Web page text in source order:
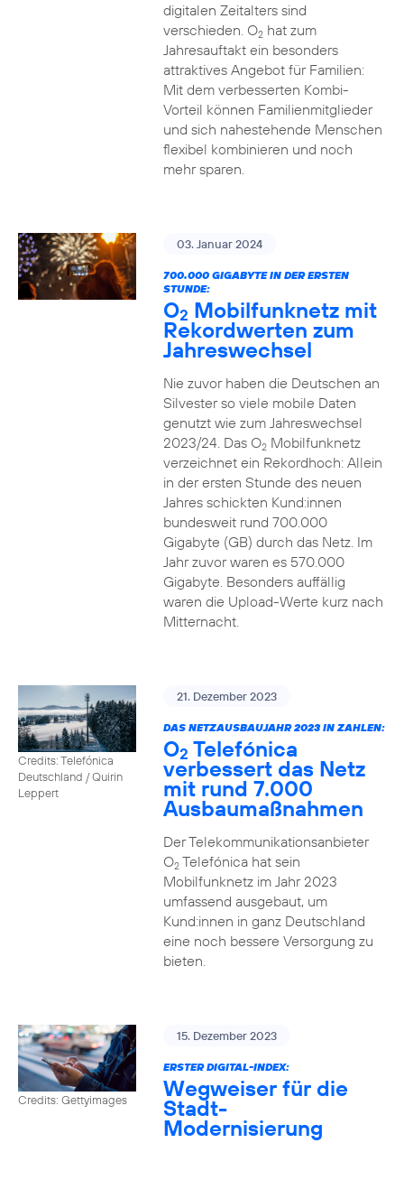
digitalen Zeitalters sind
verschieden. O2hat zum
Jahresauftakt ein besonders
attraktives Angebot für Familien:
Mit dem verbesserten Kombi-
Vorteil können Familienmitglieder
und sich nahestehende Menschen
flexibel kombinieren und noch
mehr sparen.
03. Januar 2024
700.000 GIGABYTE IN DER ERSTEN
STUNDE:
O2 Mobilfunknetz mit
Rekordwerten zum
Jahreswechsel
Nie zuvor haben die Deutschen an
Silvester so viele mobile Daten
genutzt wie zum Jahreswechsel
2023/24. Das O2Mobilfunknetz
verzeichnet ein Rekordhoch: Allein
in der ersten Stunde des neuen
Jahres schickten Kund:innen
bundesweit rund 700.000
Gigabyte (GB) durch das Netz. Im
Jahr zuvor waren es 570.000
Gigabyte. Besonders auffällig
waren die Upload-Werte kurz nach
Mitternacht.
Credits: Telefónica
Deutschland / Quirin
Leppert
21. Dezember 2023
DAS NETZAUSBAUJAHR 2023 IN ZAHLEN:
O2 Telefónica
verbessert das Netz
mit rund 7.000
Ausbaumaßnahmen
Der Telekommunikationsanbieter
O2Telefónica hat sein
Mobilfunknetz im Jahr 2023
umfassend ausgebaut, um
Kund:innen in ganz Deutschland
eine noch bessere Versorgung zu
bieten.
Credits: Gettyimages
15. Dezember 2023
ERSTER DIGITAL-INDEX:
Wegweiser für die
Stadt-
Modernisierung